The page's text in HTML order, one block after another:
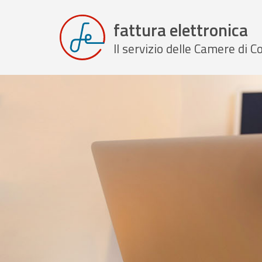
fattura elettronica
Il servizio delle Camere di